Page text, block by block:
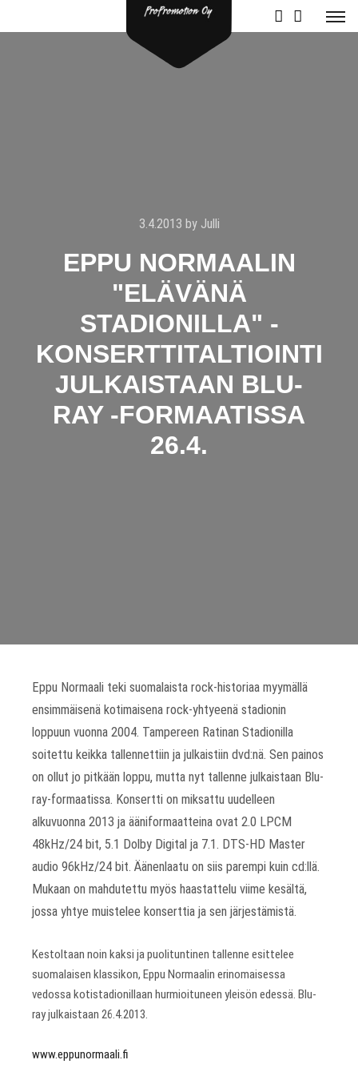
3.4.2013 by Julli
EPPU NORMAALIN
"ELÄVÄNÄ
STADIONILLA" -
KONSERTTITALTIOINTI
JULKAISTAAN BLU-
RAY -FORMAATISSA
26.4.
Eppu Normaali teki suomalaista rock-historiaa myymällä
ensimmäisenä kotimaisena rock-yhtyeenä stadionin
loppuun vuonna 2004. Tampereen Ratinan Stadionilla
soitettu keikka tallennettiin ja julkaistiin dvd:nä. Sen painos
on ollut jo pitkään loppu, mutta nyt tallenne julkaistaan Blu-
ray-formaatissa. Konsertti on miksattu uudelleen
alkuvuonna 2013 ja ääniformaatteina ovat 2.0 LPCM
48kHz/24 bit, 5.1 Dolby Digital ja 7.1. DTS-HD Master
audio 96kHz/24 bit. Äänenlaatu on siis parempi kuin cd:llä.
Mukaan on mahdutettu myös haastattelu viime kesältä,
jossa yhtye muistelee konserttia ja sen järjestämistä.
Kestoltaan noin kaksi ja puolituntinen tallenne esittelee
suomalaisen klassikon, Eppu Normaalin erinomaisessa
vedossa kotistadionillaan hurmioituneen yleisön edessä. Blu-
ray julkaistaan 26.4.2013.
www.eppunormaali.fi